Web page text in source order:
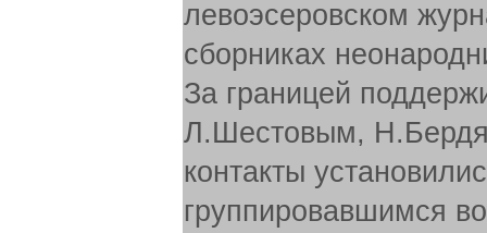
левоэсеровском
сборниках
За границей
Л.Шестовым,
контакты
группировавшимся